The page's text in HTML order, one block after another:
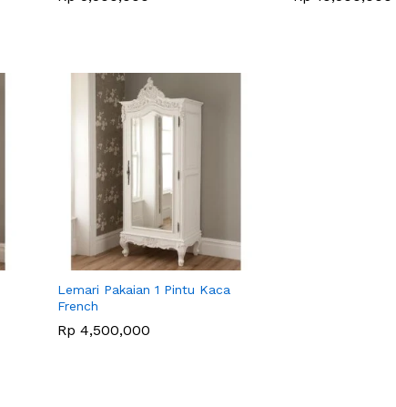
Lemari Pakaian 1 Pintu Kaca
French
Rp 4,500,000
Rp 4,500,000